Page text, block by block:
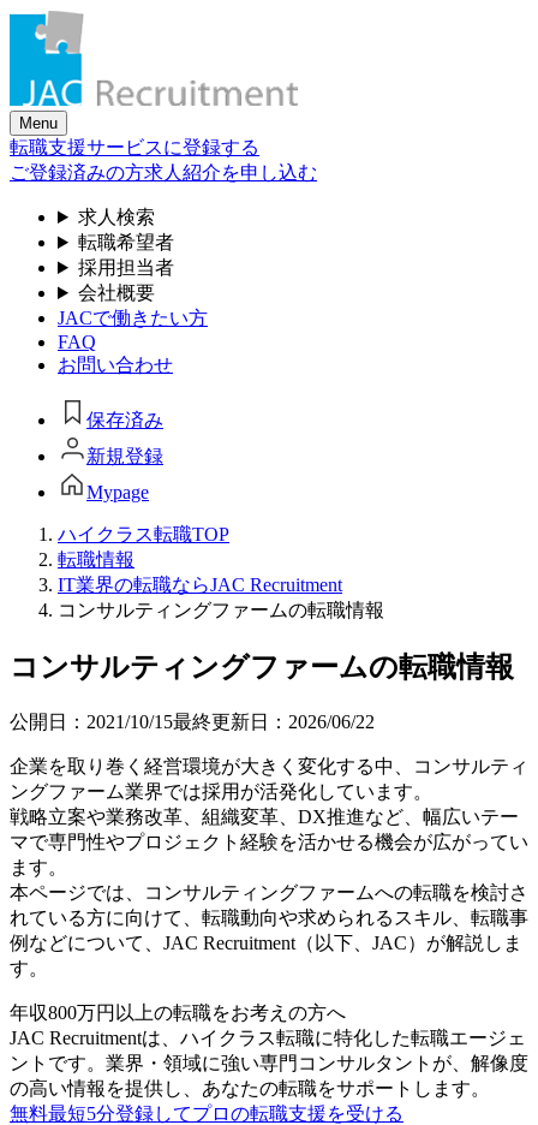
Skip
content
Menu
転職支援サービスに登録する
ご登録済みの方求人紹介を申し込む
求人検索
転職希望者
採用担当者
会社概要
JACで働きたい方
FAQ
お問い合わせ
保存済み
新規登録
Mypage
ハイクラス転職TOP
転職情報
IT業界の転職ならJAC Recruitment
コンサルティングファームの転職情報
コンサルティングファームの転職情報
公開日： 2021/10/15最終更新日： 2026/06/22
企業を取り巻く経営環境が大きく変化する中、コンサルティ
ングファーム業界では採用が活発化しています。
戦略立案や業務改革、組織変革、DX推進など、幅広いテー
マで専門性やプロジェクト経験を活かせる機会が広がってい
ます。
本ページでは、コンサルティングファームへの転職を検討さ
れている方に向けて、転職動向や求められるスキル、転職事
例などについて、JAC Recruitment（以下、JAC）が解説しま
す。
年収800万円以上の転職をお考えの方へ
JAC Recruitmentは、ハイクラス転職に特化した転職エージェ
ントです。 業界・領域に強い専門コンサルタントが、解像度
の高い情報を提供し、あなたの転職をサポートします。
無料最短5分登録してプロの転職支援を受ける